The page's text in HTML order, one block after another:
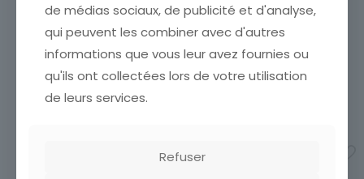
CARTE POSTALE SENEGAL
JEUNE FILLE DE CAYOR
CARTE POSTALE SENEGAL
JEUNE FILLE DE CAYOR
7,00 €
CARTE POSTALE AFRIQUE
NAFADIE AU PUITS DE
CARTE POSTALE AFRIQUE
de médias sociaux, de publicité et d'analyse,
qui peuvent les combiner avec d'autres
informations que vous leur avez fournies ou
qu'ils ont collectées lors de votre utilisation
de leurs services.
Refuser